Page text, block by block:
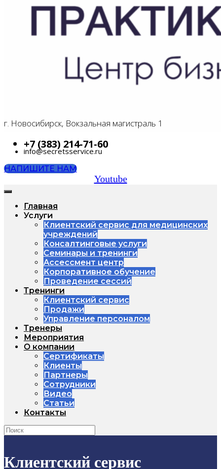
г. Новосибирск, Вокзальная магистраль 1
+7 (383) 214-71-60
info@secretsservice.ru
НАПИШИТЕ НАМ
Youtube
Главная
Услуги
Клиентский сервис для медицинских
учреждений
Консалтинговые услуги
Семинары и тренинги
Ассессмент центр
Корпоративное обучение
Проведение сессий
Тренинги
Клиентский сервис
Продажи
Управление персоналом
Тренеры
Мероприятия
О компании
Сертификаты
Клиенты
Партнеры
Сотрудники
Видео
Статьи
Контакты
Клиентский сервис